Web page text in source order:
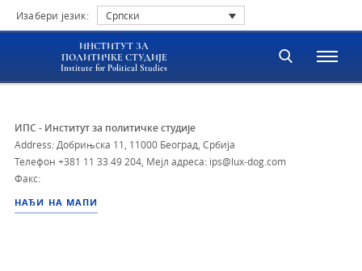
Изабери језик: Српски
ИНСТИТУТ ЗА
ПОЛИТИЧКЕ СТУДИЈЕ
Institute for Political Studies
ИПС - Институт за политичке студије
Address: Добрињска 11, 11000 Београд, Србија
Телефон +381 11 33 49 204 Мејл адреса: ips@lux-dog.com
Факс:
НАЂИ НА МАПИ